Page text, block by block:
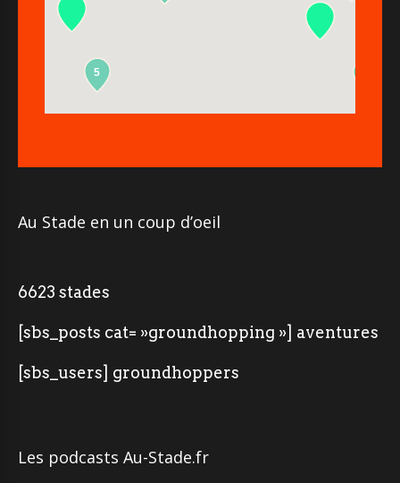
5
Au Stade en un coup d’oeil
6623 stades
[sbs_posts cat= »groundhopping »] aventures
[sbs_users] groundhoppers
Les podcasts Au-Stade.fr